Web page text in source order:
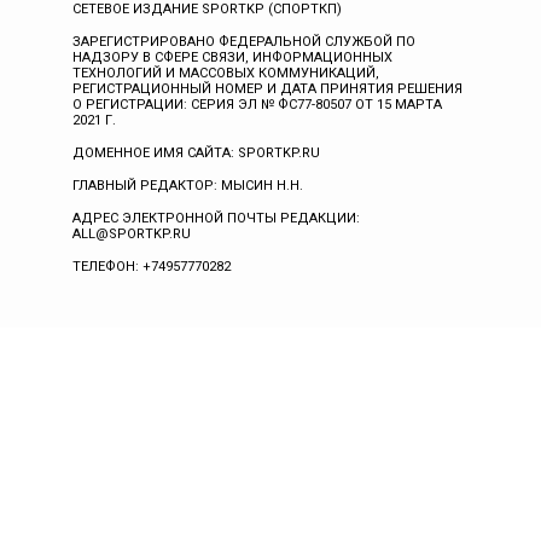
СЕТЕВОЕ ИЗДАНИЕ SPORTKP (СПОРТКП)
ЗАРЕГИСТРИРОВАНО ФЕДЕРАЛЬНОЙ СЛУЖБОЙ ПО
НАДЗОРУ В СФЕРЕ СВЯЗИ, ИНФОРМАЦИОННЫХ
ТЕХНОЛОГИЙ И МАССОВЫХ КОММУНИКАЦИЙ,
РЕГИСТРАЦИОННЫЙ НОМЕР И ДАТА ПРИНЯТИЯ РЕШЕНИЯ
О РЕГИСТРАЦИИ: СЕРИЯ ЭЛ № ФС77-80507 ОТ 15 МАРТА
2021 Г.
ДОМЕННОЕ ИМЯ САЙТА: SPORTKP.RU
ГЛАВНЫЙ РЕДАКТОР: МЫСИН Н.Н.
АДРЕС ЭЛЕКТРОННОЙ ПОЧТЫ РЕДАКЦИИ:
ALL@SPORTKP.RU
ТЕЛЕФОН: +74957770282